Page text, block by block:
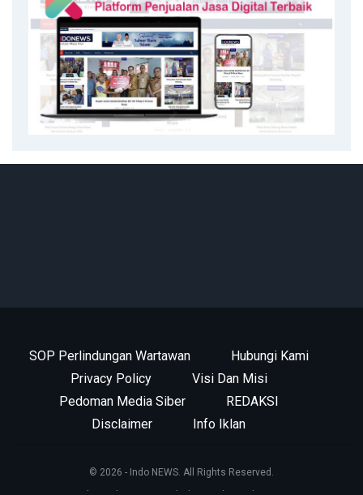
SOP Perlindungan Wartawan
Hubungi Kami
Privacy Policy
Visi Dan Misi
Pedoman Media Siber
REDAKSI
Disclaimer
Info Iklan
© 2026 - Indo NEWS. All Rights Reserved.